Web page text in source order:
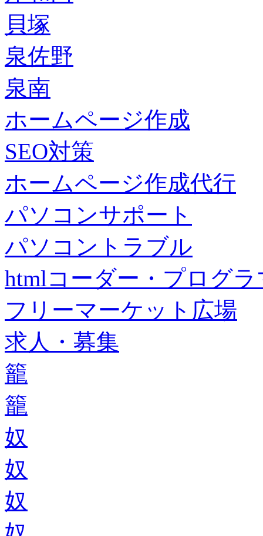
貝塚
泉佐野
泉南
ホームページ作成
SEO対策
ホームページ作成代行
パソコンサポート
パソコントラブル
htmlコーダー・プログラ
フリーマーケット広場
求人・募集
籠
籠
奴
奴
奴